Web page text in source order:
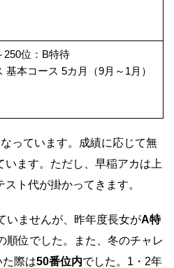
250位：B特待
本コース 5カ月（9月～1月）
っています。成績に応じて無
ます。ただし、早稲アカは上
ト代が掛かってきます。
いませんが、昨年度長女がA特
順位でした。また、冬のチャレ
際は50番位内でした。1・2年